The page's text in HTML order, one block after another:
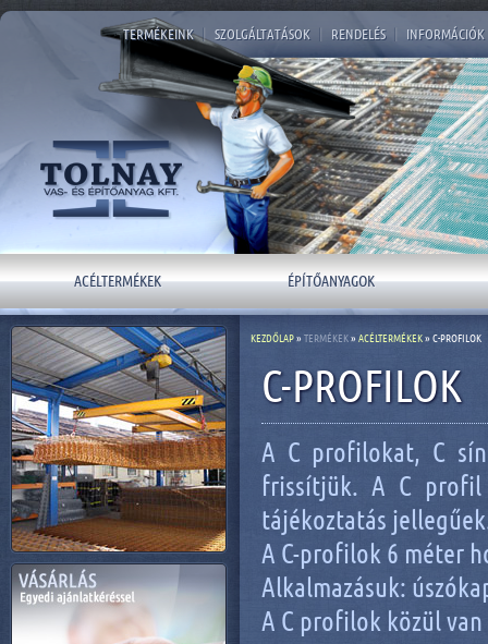
TERMÉKEINK SZOLGÁLTATÁSOK RENDELÉS INFORMÁCIÓK
ACÉLTERMÉKEK ÉPÍTŐANYAGOK
C-PROFILOK
A C profilokat, C
frissítjük. A C profil
tájékoztatás
A C-profilok 6 méter
Alkalmazásuk:
A C profilok közül
KEZDŐLAP» TERMÉKEK» ACÉLTERMÉKEK» C-PROFILOK